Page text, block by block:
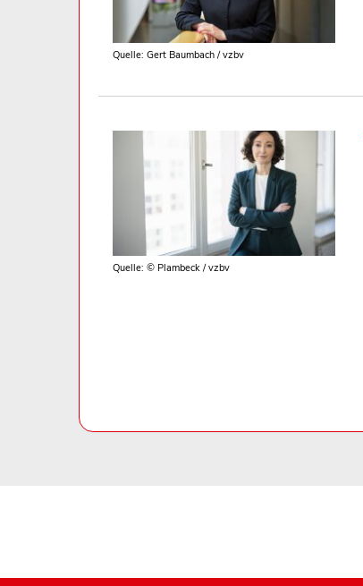
Quelle: Gert Baumbach / vzbv
Quelle: © Plambeck / vzbv